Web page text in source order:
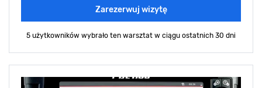
Zarezerwuj wizytę
5 użytkowników wybrało ten warsztat w ciągu ostatnich 30 dni